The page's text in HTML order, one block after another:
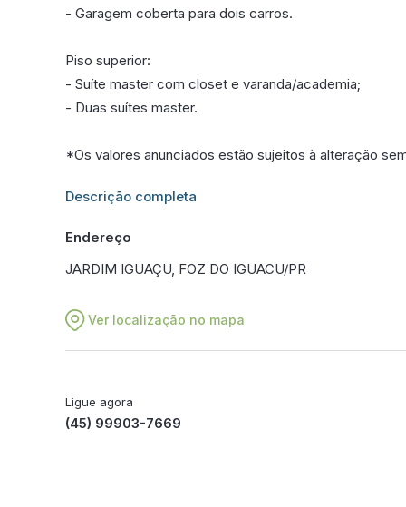
- Garagem coberta para dois carros.
Piso superior:
- Suíte master com closet e varanda/academia;
- Duas suítes master.
*Os valores anunciados estão sujeitos à alteração
Informações adicionais sobre este imóvel estarão
Descrição completa
Endereço
JARDIM IGUAÇU, FOZ DO IGUACU/PR
Ver localização no mapa
Ligue agora
(45) 99903-7669